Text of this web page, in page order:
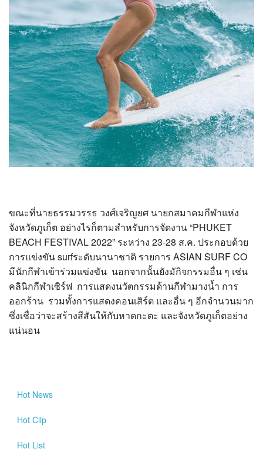
ขณะที่นายธรรมวรรธ วงศ์เจริญยศ นายกสมาคมกีฬาแห่ง
จังหวัดภูเก็ต อย่างไรก็ตามสำหรับการจัดงาน “PHUKET
BEACH FESTIVAL 2022” ระหว่าง 23-28 ส.ค. ประกอบด้วย
การแข่งขัน surfระดับนานาชาติ รายการ ASIAN SURF CO
มีนักกีฬาเข้าร่วมแข่งขัน นอกจากนั้นยังมักิจกรรมอื่น ๆ เช่น
คลินิกกีฬาเซิร์ฟ การแสดงนวัตกรรมด้านกีฬามางน้ำ การ
ออกร้าน รวมทั้งการแสดงคอนเสิร์ต และอื่น ๆ อีกจำนวนมาก
ซึ่งเชื่อว่าจะสร้างสีสันให้กับหาดกะตะ และจังหวัดภูเก็ตอย่าง
แน่นอน
Hot News
Hot Clip
Hot List